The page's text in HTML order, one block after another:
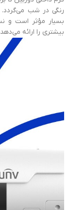
رنگی در شب می‌گردد.
بسیار مؤثر است و
بیشتری را ارائه